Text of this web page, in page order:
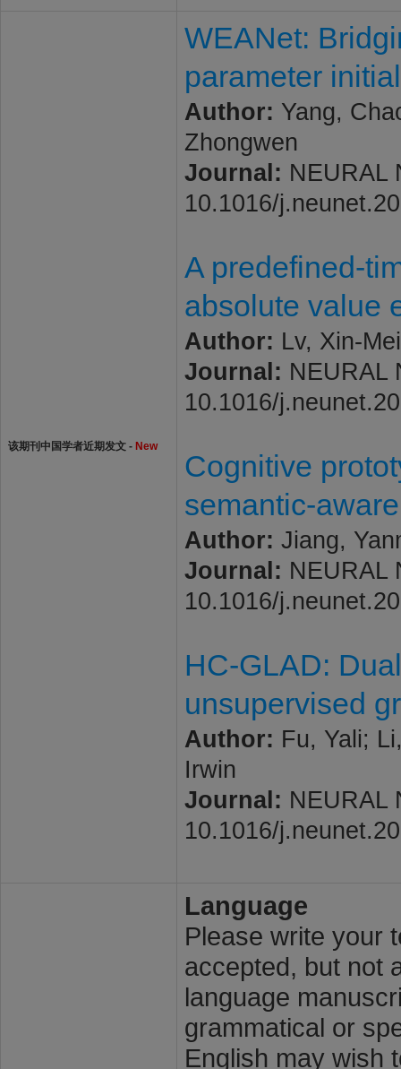
该期刊中国学者近期发文 - New
WEANet:
parameter
Author: Yang,
Zhongwen
Journal: NEURAL
10.1016/
A predefined-
absolute value
Author: Lv, Xin-
Journal: NEURAL
10.1016/
Cognitive
semantic-
Author: Jiang,
Journal: NEURAL
10.1016/
HC-GLAD:
unsupervised
Author: Fu, Yali;
Irwin
Journal: NEURAL
10.1016/
Language
Please write your
accepted, but not
language
grammatical or
English may wish